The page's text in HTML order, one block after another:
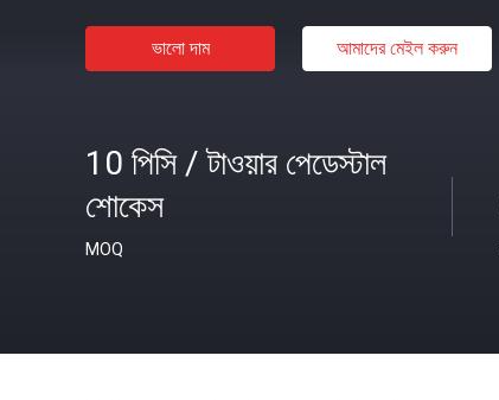
ভালো দাম আমাদের মেইল ​​করুন
10 পিসি / টাওয়ার পেডেস্টাল
শোকেস
MOQ